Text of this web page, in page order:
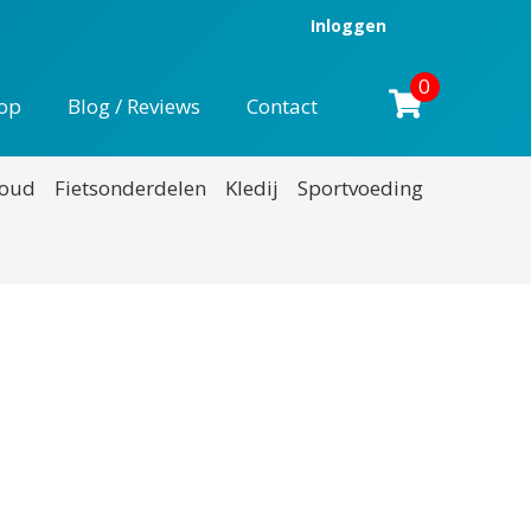
Inloggen
Blog / Reviews Contact
0
Fietsonderdelen Kledij Sportvoeding